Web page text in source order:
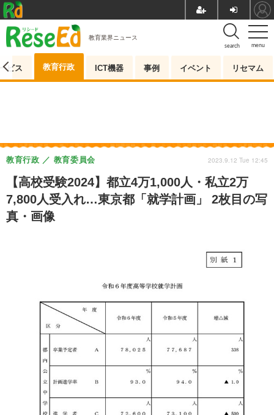
menu
search
教育業界ニュース
ビス 教育行政 ICT機器 事例 イベント リセマム
【高校受験2024】都立4万1,000人・私立2万
7,800人受入れ…東京都「就学計画」 2枚目の写
真・画像
教育行政 教育委員会 2023.9.12 Tue 12:45